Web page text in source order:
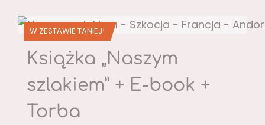
W ZESTAWIE TANIEJ!
Książka „Naszym
szlakiem” + E-book +
Torba